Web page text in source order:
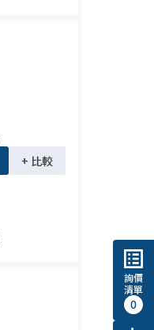
+ 比較
list_alt
詢價
清單
0